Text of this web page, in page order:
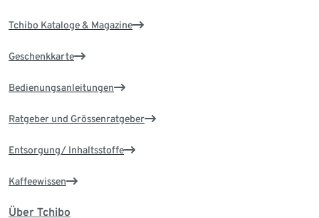
Tchibo Kataloge & Magazine
Geschenkkarte
Bedienungsanleitungen
Ratgeber und Grössenratgeber
Entsorgung/ Inhaltsstoffe
Kaffeewissen
Über Tchibo